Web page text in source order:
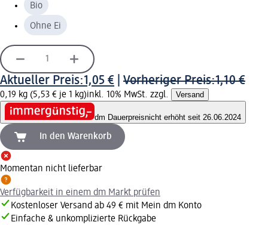
Bio
Ohne Ei
Aktueller Preis:1,05 € Vorheriger Preis:1,10 €
0,19 kg (5,53 € je 1 kg)inkl. 10% MwSt. zzgl. Versand
dm Dauerpreisnicht erhöht seit 26.06.2024
In den Warenkorb
Momentan nicht lieferbar
Verfügbarkeit in einem dm Markt prüfen
Kostenloser Versand ab 49 € mit Mein dm Konto
Einfache & unkomplizierte Rückgabe